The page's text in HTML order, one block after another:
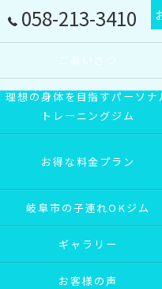
058-213-3410
ごあいさつ
理想の身体を目指すパーソナ
トレーニングジム
お得な料金プラン
岐阜市の子連れOKジム
ギャラリー
お客様の声